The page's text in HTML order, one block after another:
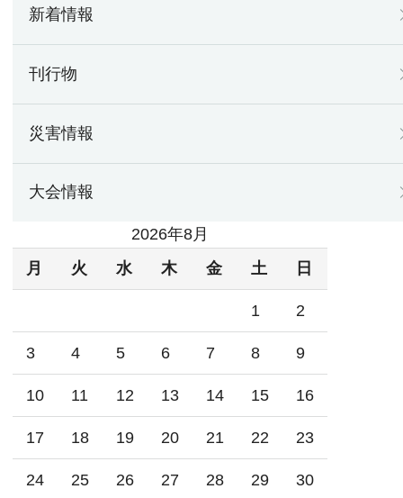
新着情報
刊行物
災害情報
大会情報
2026年8月
月
火 水 木 金 土 日
1 2
3 4 5 6 7 8 9
10 11 12 13 14 15 16
17 18 19 20 21 22 23
24 25 26 27 28 29 30